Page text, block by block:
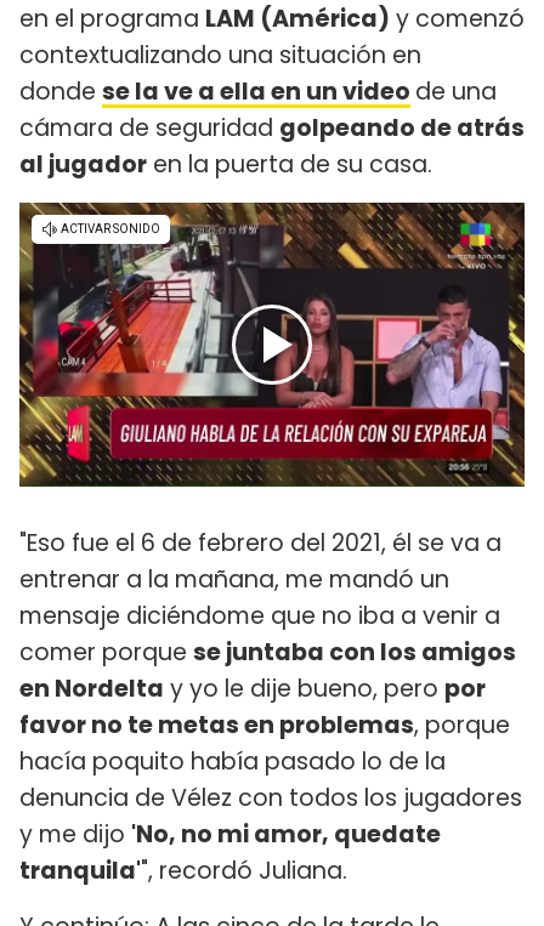
en el programa LAM (América) y comenzó
contextualizando una situación en
donde se la ve a ella en un video de una
cámara de seguridad golpeando de atrás
al jugador en la puerta de su casa.
"Eso fue el 6 de febrero del 2021, él se va a
entrenar a la mañana, me mandó un
mensaje diciéndome que no iba a venir a
comer porque se juntaba con los amigos
en Nordelta y yo le dije bueno, pero por
favor no te metas en problemas, porque
hacía poquito había pasado lo de la
denuncia de Vélez con todos los jugadores
y me dijo 'No, no mi amor, quedate
tranquila'", recordó Juliana.